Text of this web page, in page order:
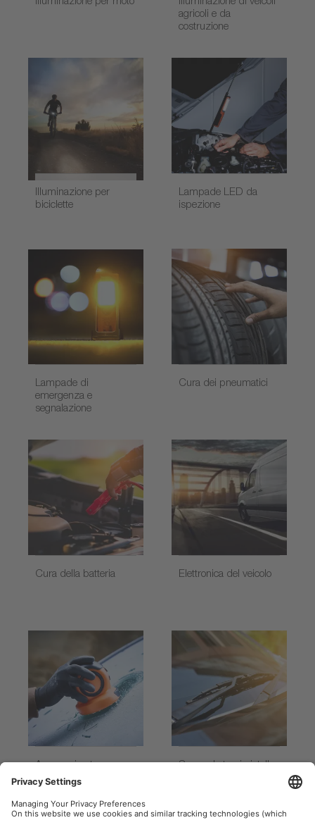
agricoli e da
costruzione
Illuminazione per
biciclette
Lampade LED da
ispezione
Lampade di
emergenza e
segnalazione
Cura dei pneumatici
Cura della batteria Elettronica del veicolo
Accessori auto Spazzole tergicristallo